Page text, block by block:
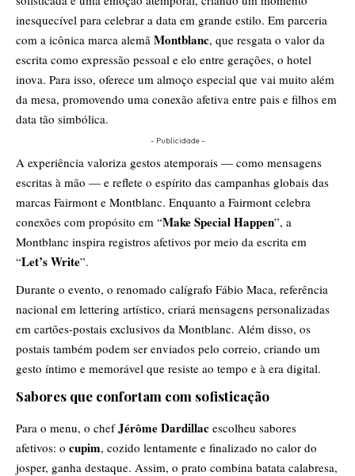
inesquecível para celebrar a data em grande estilo. Em parceria
com a icônica marca alemã Montblanc, que resgata o valor da
escrita como expressão pessoal e elo entre gerações, o hotel
inova. Para isso, oferece um almoço especial que vai muito além
da mesa, promovendo uma conexão afetiva entre pais e filhos em
data tão simbólica.
- Publicidade -
A experiência valoriza gestos atemporais — como mensagens
escritas à mão — e reflete o espírito das campanhas globais das
marcas Fairmont e Montblanc. Enquanto a Fairmont celebra
conexões com propósito em “Make Special Happen”, a
Montblanc inspira registros afetivos por meio da escrita em
“Let’s Write”.
Durante o evento, o renomado calígrafo Fábio Maca, referência
nacional em lettering artístico, criará mensagens personalizadas
em cartões-postais exclusivos da Montblanc. Além disso, os
postais também podem ser enviados pelo correio, criando um
gesto íntimo e memorável que resiste ao tempo e à era digital.
Sabores que confortam com sofisticação
Para o menu, o chefJérôme Dardillac escolheu sabores
afetivos: o cupim, cozido lentamente e finalizado no calor do
josper, ganha destaque. Assim, o prato combina batata calabresa,